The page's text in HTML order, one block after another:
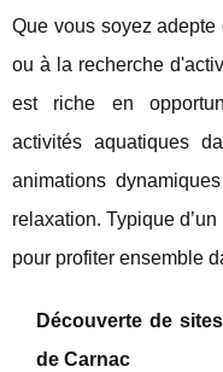
Que vous soyez adepte
ou à la recherche
est riche en
activités aquatiques
animations
relaxation. Typique d’un
pour profiter ensemble
Découverte de
de Carnac